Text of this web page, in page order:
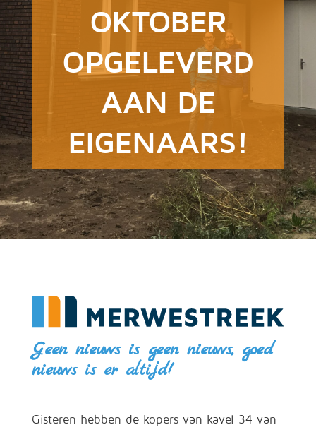
OKTOBER
OPGELEVERD
AAN DE
EIGENAARS!
Geen nieuws is geen nieuws, goed
nieuws is er altijd!
Gisteren hebben de kopers van kavel 34 van